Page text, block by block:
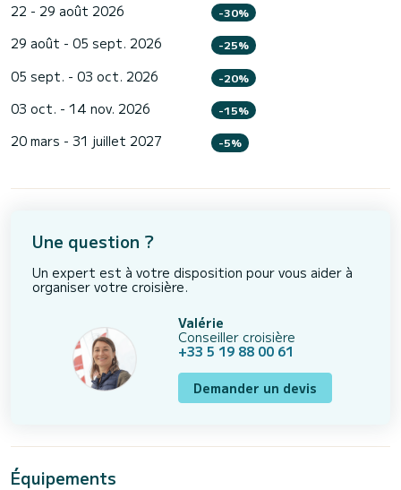
22 - 29 août 2026 -30%
29 août - 05 sept. 2026 -25%
05 sept. - 03 oct. 2026 -20%
03 oct. - 14 nov. 2026 -15%
20 mars - 31 juillet 2027 -5%
Une question ?
Un expert est à votre disposition pour vous aider à
organiser votre croisière.
Valérie
Conseiller croisière
+33 5 19 88 00 61
Demander un devis
Équipements